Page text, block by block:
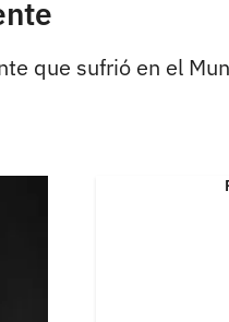
que sufrió en el